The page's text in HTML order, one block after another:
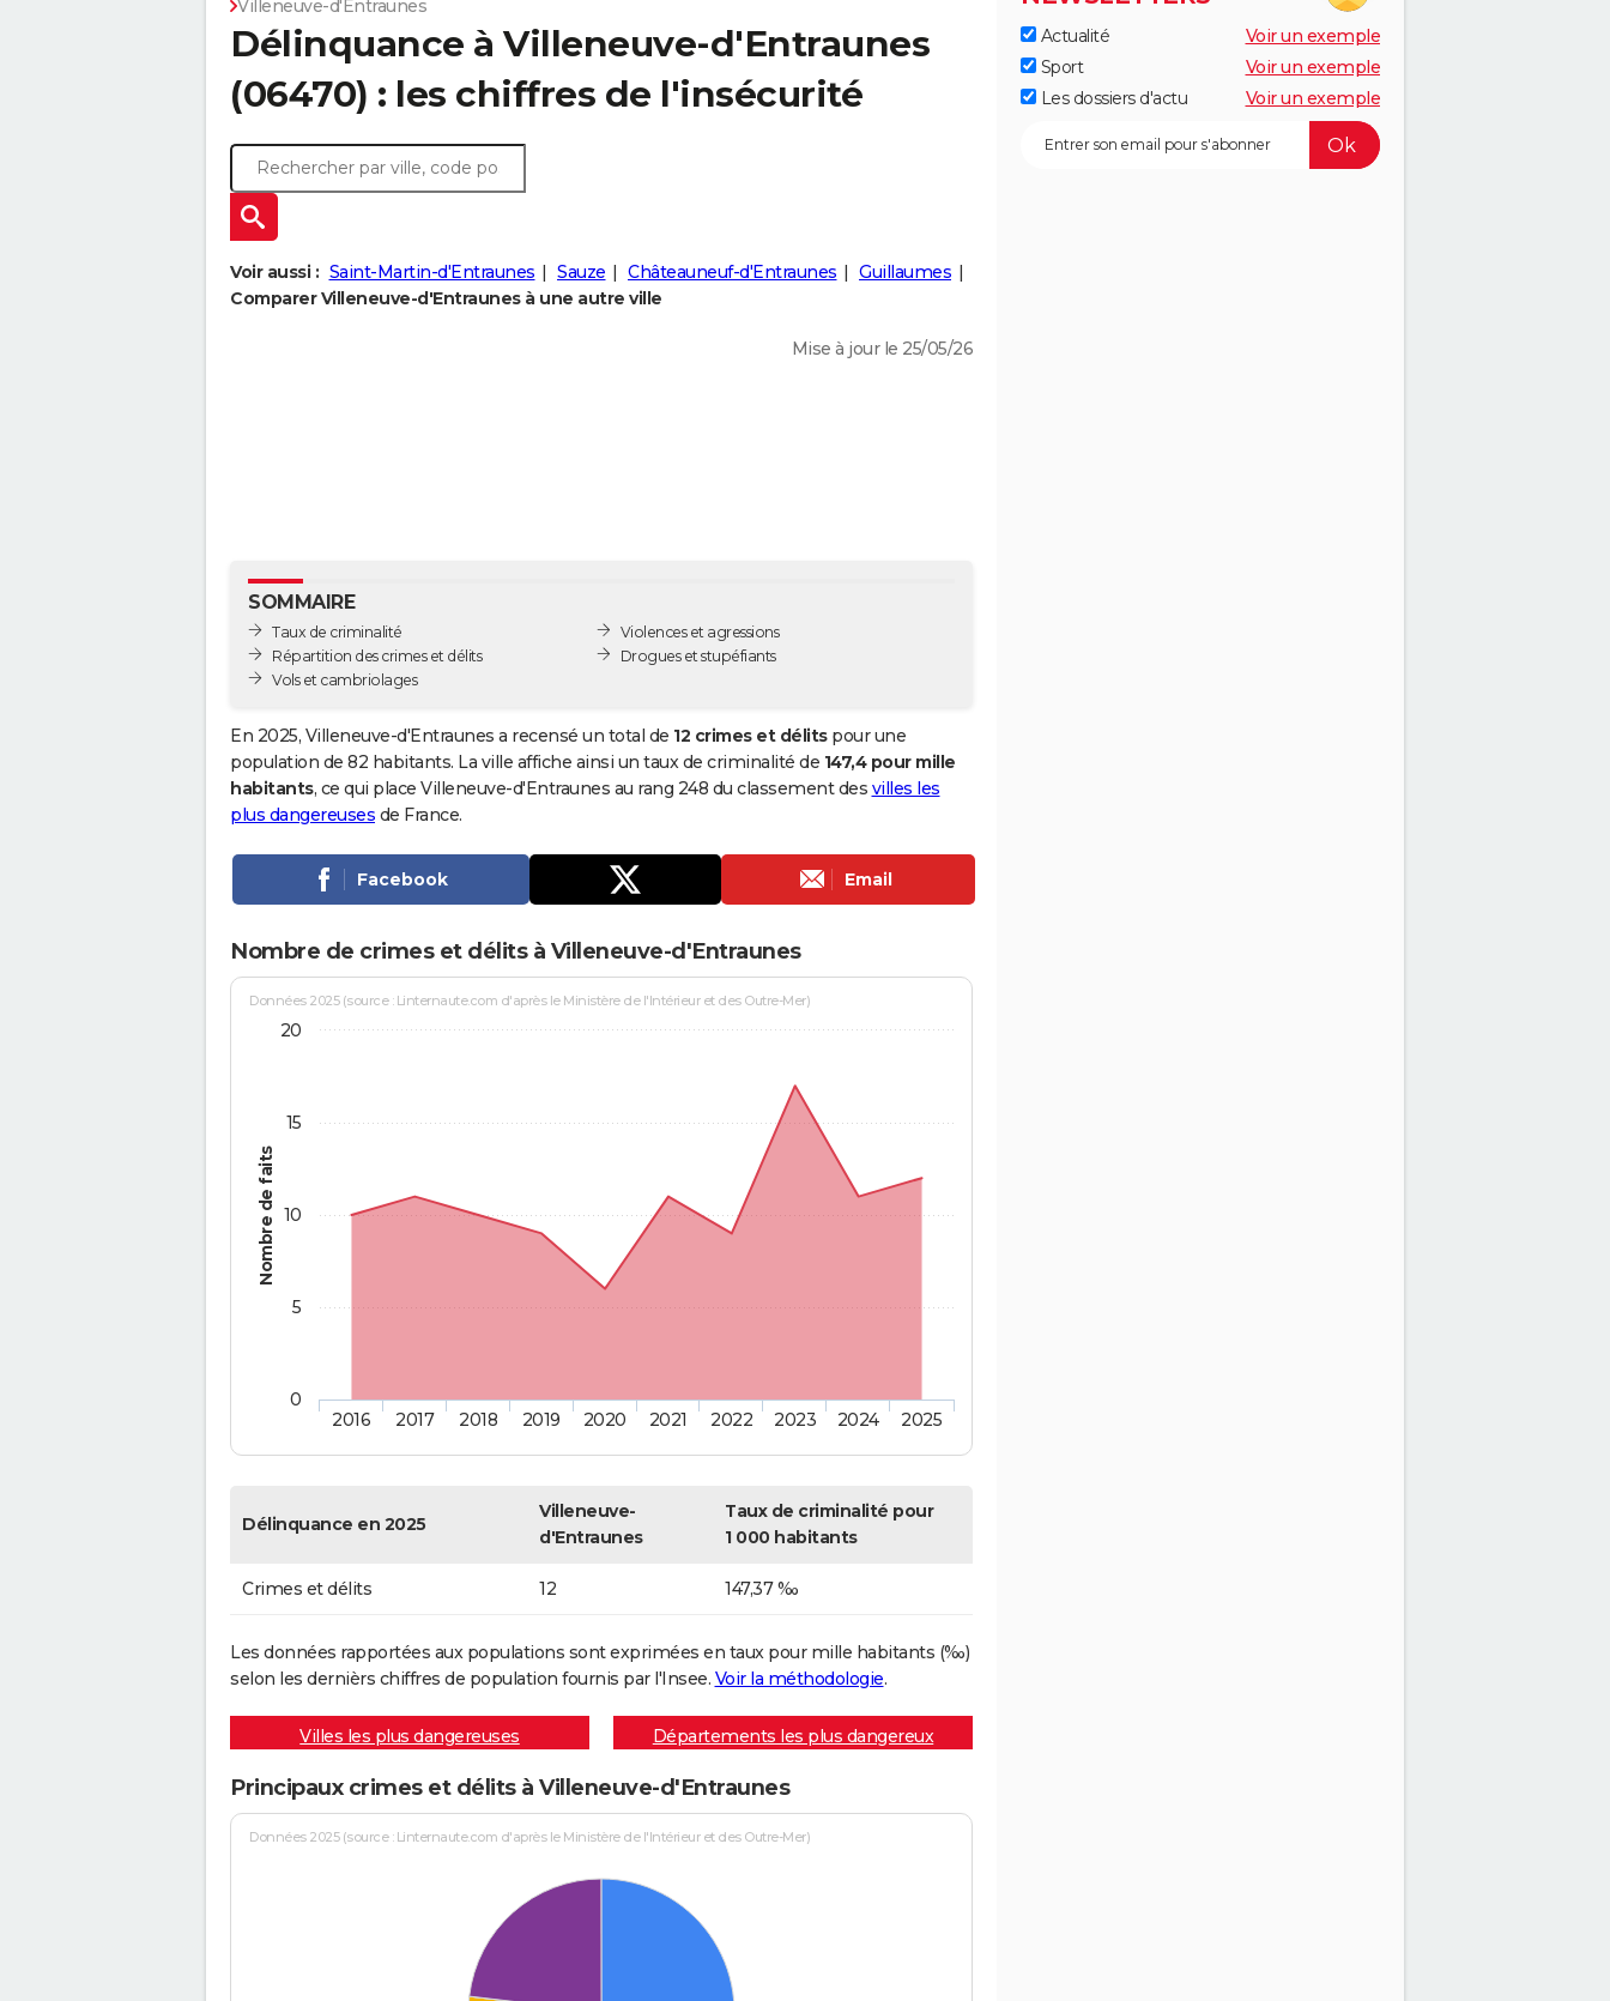
Villeneuve-d'Entraunes
Délinquance à Villeneuve-d'Entraunes
(06470) : les chiffres de l'insécurité
Voir aussi : Saint-Martin-d'Entraunes Sauze Châteauneuf-d'Entraunes
Guillaumes
Comparer Villeneuve-d'Entraunes à une autre ville
Mise à jour le 25/05/26
SOMMAIRE
Taux de criminalité
Répartition des crimes et délits
Vols et cambriolages
Violences et agressions
Drogues et stupéfiants
En 2025, Villeneuve-d'Entraunes a recensé un total de 12 crimes et délitspour une
population de 82 habitants. La ville affiche ainsi un taux de criminalité de 147,4 pour mille
habitants, ce qui place Villeneuve-d'Entraunes au rang 248 du classement des villes les
plus dangereuses de France.
Facebook Email
Nombre de crimes et délits à Villeneuve-d'Entraunes
Nombre de faits
Données 2025 (source : Linternaute.com d'après le Ministère de l'Intérieur et des Outre-Mer)
2016 2017 2018 2019 2020 2021 2022 2023 2024 2025
0
5
10
15
20
Délinquance en 2025
Villeneuve-
d'Entraunes
Taux de criminalité pour
1 000 habitants
Crimes et délits 12 147,37 ‰
Les données rapportées aux populations sont exprimées en taux pour mille habitants (‰)
selon les dernièrs chiffres de population fournis par l'Insee. Voir la méthodologie.
Villes les plus dangereuses Départements les plus dangereux
Principaux crimes et délits à Villeneuve-d'Entraunes
Données 2025 (source : Linternaute.com d'après le Ministère de l'Intérieur et des Outre-Mer)
Actualité
Voir un exemple
Sport
Voir un exemple
Les dossiers d'actu
Voir un exemple